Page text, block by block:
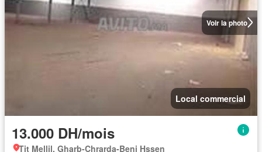
Voir la photo
Local commercial
13.000 DH/mois
Tit Mellil, Gharb-Chrarda-Beni Hssen